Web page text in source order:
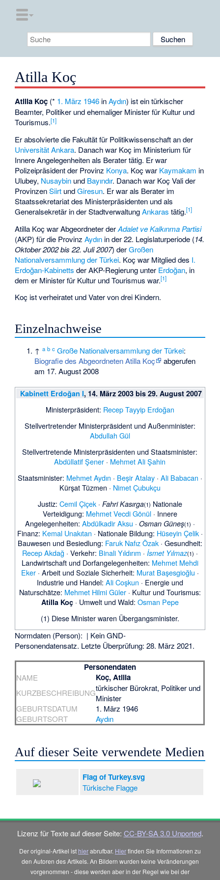
Atilla Koç
Atilla Koç (* 1. März 1946 inAydın) ist ein türkischer
Beamter, Politiker und ehemaliger Minister für Kultur und
Tourismus.[1]
Er absolvierte die Fakultät für Politikwissenschaft an der
Universität Ankara. Danach war Koç im Ministerium für
Innere Angelegenheiten als Berater tätig. Er war
Polizeipräsident der Provinz Konya. Koç war Kaymakam in
Ulubey, Nusaybin und Bayındır. Danach war KoçValider
ProvinzenSiirt undGiresun. Er war als Berater im
Staatssekretariat des Ministerpräsidenten und als
Generalsekretär in der StadtverwaltungAnkaras tätig.[1]
Atilla Koç war Abgeordneter derAdalet ve Kalkınma Partisi
(AKP) für die ProvinzAydın in der 22. Legislaturperiode (14.
Oktober 2002 bis 22. Juli 2007) derGroßen
Nationalversammlung der Türkei. Koç war Mitglied des I.
Erdoğan-Kabinetts der AKP-Regierung unter Erdoğan, in
dem er Minister für Kultur und Tourismus war.[1]
Koç ist verheiratet und Vater von drei Kindern.
Einzelnachweise
↑a b c Große Nationalversammlung der Türkei:
Biografie des Abgeordneten Atilla Koç
abgerufen
am 17. August 2008
Kabinett Erdoğan I, 14. März 2003 bis 29. August 2007
Ministerpräsident: Recep Tayyip Erdoğan
Stellvertretender Ministerpräsident und Außenminister:
Abdullah Gül
Stellvertretende Ministerpräsidenten und Staatsminister:
Abdüllatif Şener · Mehmet Ali Şahin
Staatsminister: Mehmet Aydın · Beşir Atalay· Ali Babacan ·
Kürşat Tüzmen · Nimet Çubukçu
Justiz: Cemil Çiçek· Fahri Kasırga(1) Nationale
Verteidigung: Mehmet Vecdi Gönül· Innere
Angelegenheiten: Abdülkadir Aksu · Osman Güneş(1) ·
Finanz: Kemal Unakıtan · Nationale Bildung: Hüseyin Çelik·
Bauwesen und Besiedlung: Faruk Nafız Özak· Gesundheit:
Recep Akdağ · Verkehr: Binali Yıldırım · İsmet Yılmaz(1) ·
Landwirtschaft und Dorfangelegenheiten: Mehmet Mehdi
Eker· Arbeit und Soziale Sicherheit: Murat Başesgioğlu ·
Industrie und Handel: Ali Coşkun · Energie und
Naturschätze: Mehmet Hilmi Güler· Kultur und Tourismus:
Atilla Koç· Umwelt und Wald: Osman Pepe
(1) Diese Minister waren Übergangsminister.
Normdaten (Person): | Kein GND-
Personendatensatz. Letzte Überprüfung: 28. März 2021.
Personendaten
NAME Koç, Atilla
KURZBESCHREIBUNGtürkischer Bürokrat, Politiker und
Minister
GEBURTSDATUM
1. März 1946
GEBURTSORT
Aydın
Auf dieser Seite verwendete Medien
Flag of Turkey.svg
Türkische Flagge
Lizenz für Texte auf dieser Seite: CC-BY-SA 3.0 Unported.
Der original-Artikel ist hierabrufbar. Hierfinden Sie Informationen zu
den Autoren des Artikels. An Bildern wurden keine Veränderungen
vorgenommen - diese werden aber in der Regel wie bei der